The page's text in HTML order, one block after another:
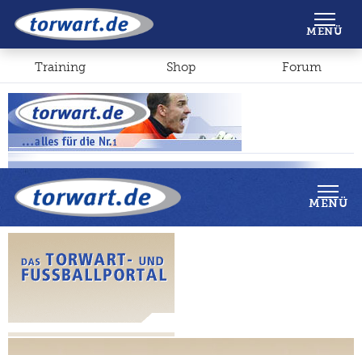
Shop Forum
MENÜ